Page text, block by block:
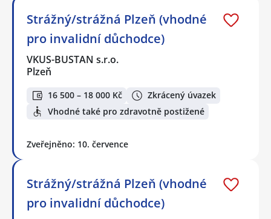
Strážný/strážná Plzeň (vhodné
pro invalidní důchodce)
VKUS-BUSTAN s.r.o.
Plzeň
16 500 – 18 000 Kč
Zkrácený úvazek
Vhodné také pro zdravotně postižené
Zveřejněno: 10. července
Strážný/strážná Plzeň (vhodné
pro invalidní důchodce)